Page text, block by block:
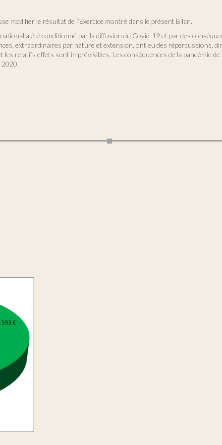
modifier le résultat de l’Exercice montré dans le présent Bilan.
a été conditionné par la diffusion du Covid-19 et par des
extraordinaires par nature et extension, ont eu des répercussions,
relatifs effets sont imprévisibles. Les conséquences de la pandémie
2020.